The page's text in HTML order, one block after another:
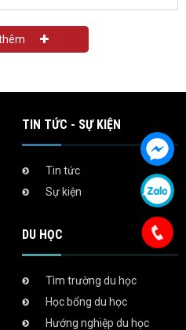
TIN TỨC - SỰ KIỆN
Tin tức
Sự kiện
DU HỌC
Tìm trường du học
Học bổng du học
Hướng nghiệp du học